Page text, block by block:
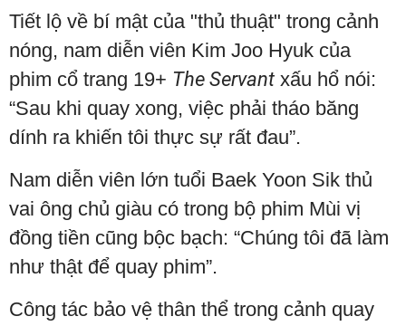
Tiết lộ về bí mật của "thủ thuật" trong cảnh
nóng, nam diễn viên Kim Joo Hyuk của
phim cổ trang 19+ The Servant xấu hổ nói:
“Sau khi quay xong, việc phải tháo băng
dính ra khiến tôi thực sự rất đau”.
Nam diễn viên lớn tuổi Baek Yoon Sik thủ
vai ông chủ giàu có trong bộ phim Mùi vị
đồng tiền cũng bộc bạch: “Chúng tôi đã làm
như thật để quay phim”.
Công tác bảo vệ thân thể trong cảnh quay